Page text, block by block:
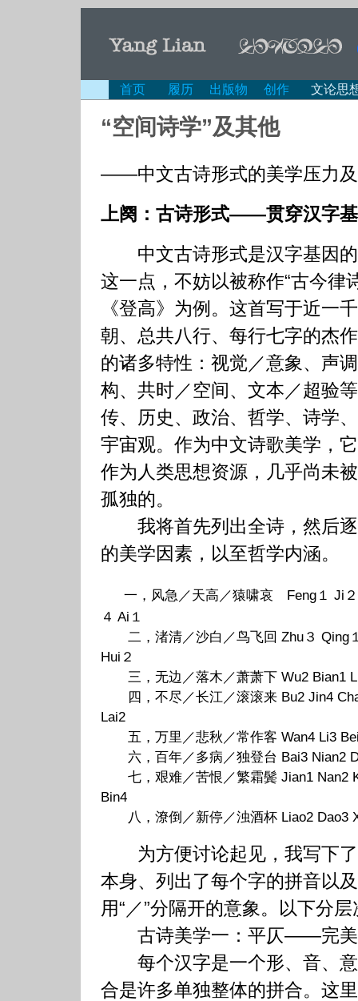
首页 履历 出版物 创作 文论思
“空间诗学”及其他
——中文古诗形式的美学压力
上阕：古诗形式——贯穿汉字
中文古诗形式是汉字基因的
这一点，不妨以被称作“古今律
《登高》为例。这首写于近一
朝、总共八行、每行七字的杰
的诸多特性：视觉／意象、声
构、共时／空间、文本／超验
传、历史、政治、哲学、诗学
宇宙观。作为中文诗歌美学，
作为人类思想资源，几乎尚未
孤独的。
我将首先列出全诗，然后逐
的美学因素，以至哲学内涵。
一，风急／天高／猿啸哀 Feng１ Ji２
４ Ai１
二，渚清／沙白／鸟飞回 Zhu３ Qing
Hui２
三，无边／落木／萧萧下 Wu2 Bian1
四，不尽／长江／滚滚来 Bu2 Jin4
Lai2
五，万里／悲秋／常作客 Wan4 Li3
六，百年／多病／独登台 Bai3 Nian2
七，艰难／苦恨／繁霜鬓 Jian1 Nan2
Bin4
八，潦倒／新停／浊酒杯 Liao2 Dao3
为方便讨论起见，我写下了
本身、列出了每个字的拼音以
用“／”分隔开的意象。以下分
古诗美学一：平仄——完美
每个汉字是一个形、音、意
合是许多单独整体的拼合。这